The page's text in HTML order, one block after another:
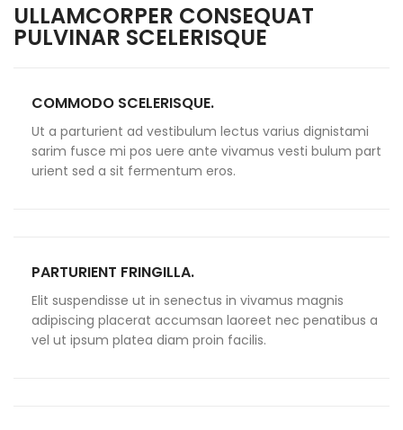
ULLAMCORPER CONSEQUAT
PULVINAR SCELERISQUE
COMMODO SCELERISQUE.
Ut a parturient ad vestibulum lectus varius dignistami
sarim fusce mi pos uere ante vivamus vesti bulum part
urient sed a sit fermentum eros.
PARTURIENT FRINGILLA.
Elit suspendisse ut in senectus in vivamus magnis
adipiscing placerat accumsan laoreet nec penatibus a
vel ut ipsum platea diam proin facilis.